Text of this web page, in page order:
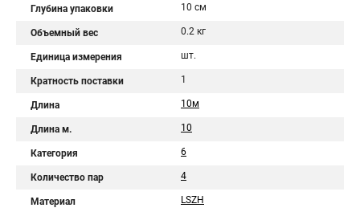
Глубина упаковки 10 см
Объемный вес 0.2 кг
Единица измерения шт.
Кратность поставки 1
Длина 10м
Длина м. 10
Категория 6
Количество пар 4
Материал LSZH